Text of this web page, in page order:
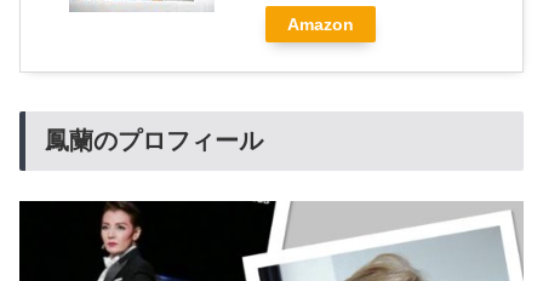
Amazon
鳳蘭のプロフィール